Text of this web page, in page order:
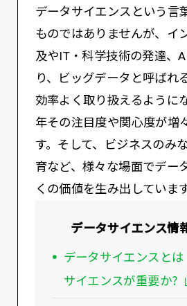
データサイエンスという言
ものではありませんが、イ
及やIT・科学技術の発達、
り、ビッグデータと呼ばれ
効率よく取り扱えるように
年その注目度や関心度が増
す。そして、ビジネスのみ
育など、様々な場面でデー
くの価値を生み出しています
データサイエンス情
データサイエンスと
サイエンスが重要か?